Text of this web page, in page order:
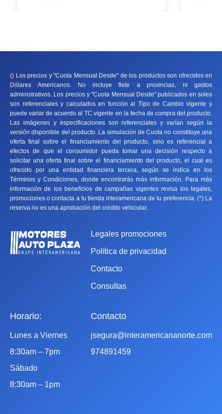
() Los precios y "Cuota Mensual Desde" de los productos son ofrecidos en
Dólares Americanos. No incluye flete a provincias, ni gastos
administrativos. Los precios y "Cuota Mensual Desde" publicados en soles
son referenciales y calculados en función al Tipo de Cambio vigente y
puede variar de acuerdo al TC vigente en la fecha de compra del producto.
Las imágenes y especificaciones son referenciales y varían según la
versión disponible del producto. La simulación de Cuota no constituye una
oferta final sobre el financiamiento del producto, sino es referencial a
efectos de que el consumidor pueda tomar una decisión respecto a
solicitar una oferta final sobre el financiamiento del producto, el cual es
ofrecido por una entidad financiera tercera, según se indica en los
Términos y Condiciones, donde encontrarás más información. Para más
información de los beneficios de campañas vigentes revisa los legales,
promociones o contacta a tu tienda interamericana de tu preferencia. (*) La
reserva no es una aprobación del crédito vehicular.
Legales promociones
Política de privacidad
Contacto
Consultas
Horario:
Lunes a Viernes
8:30am – 7pm
Sábado
8:30am – 1pm
Contacto
jsegura@interamericananorte.com
974891459